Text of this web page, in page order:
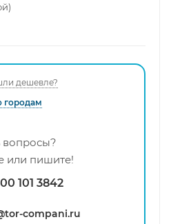
дешевле?
городам
вопросы?
или пишите!
101 3842
compani.ru